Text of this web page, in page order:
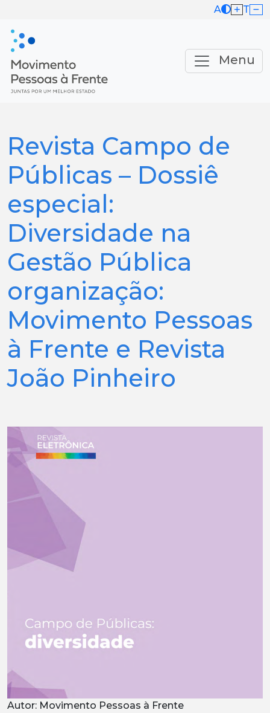
A T
Menu
Revista Campo de
Públicas – Dossiê
especial:
Diversidade na
Gestão Pública
organização:
Movimento Pessoas
à Frente e Revista
João Pinheiro
Autor: Movimento Pessoas à Frente